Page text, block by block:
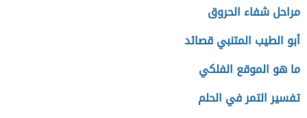
مراحل شفاء الحروق
أبو الطيب المتنبي قصائد
ما هو الموقع الفلكي
تفسير التمر في الحلم